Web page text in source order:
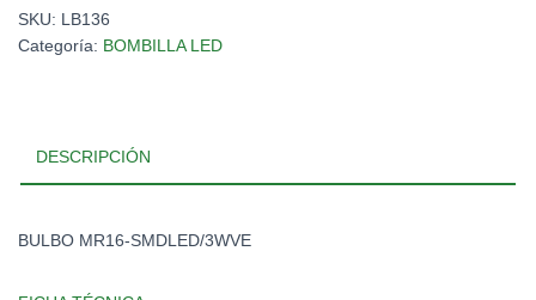
SMDLED/3WVE
cantidad
SKU: LB136
Categoría: BOMBILLA LED
DESCRIPCIÓN
BULBO MR16-SMDLED/3WVE